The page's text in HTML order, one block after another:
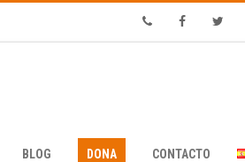
BLOG DONA CONTACTO